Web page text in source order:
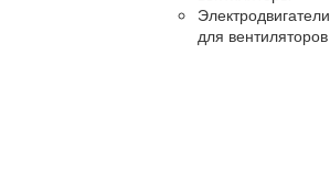
Электродвигатели
для вентиляторов